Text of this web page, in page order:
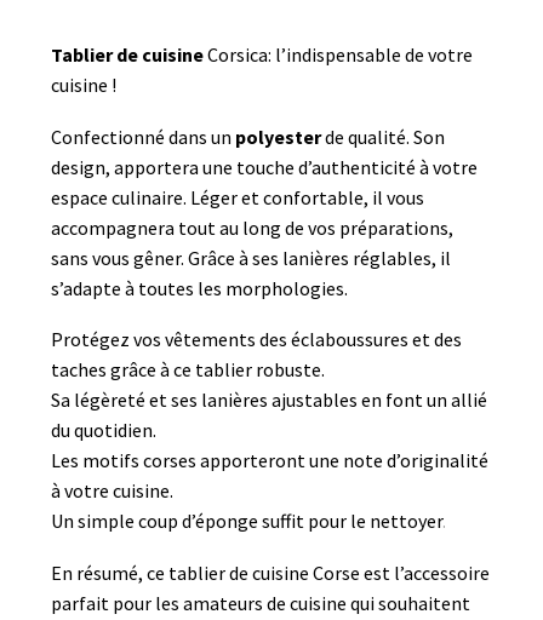
Tablier de cuisineCorsica: l’indispensable de votre
cuisine !
Confectionné dans un polyesterde qualité. Son
design, apportera une touche d’authenticité à votre
espace culinaire. Léger et confortable, il vous
accompagnera tout au long de vos préparations,
sans vous gêner. Grâce à ses lanières réglables, il
s’adapte à toutes les morphologies.
Protégez vos vêtements des éclaboussures et des
taches grâce à ce tablier robuste.
Sa légèreté et ses lanières ajustables en font un allié
du quotidien.
Les motifs corses apporteront une note d’originalité
à votre cuisine.
Un simple coup d’éponge suffit pour le nettoyer.
En résumé, ce tablier de cuisine Corse est l’accessoire
parfait pour les amateurs de cuisine qui souhaitent